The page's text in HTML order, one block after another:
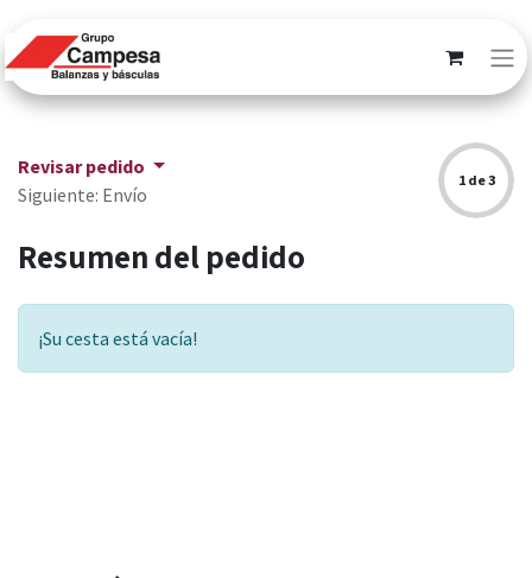
Revisar pedido
Siguiente: Envío
1 de 3
Resumen del pedido
¡Su cesta está vacía!